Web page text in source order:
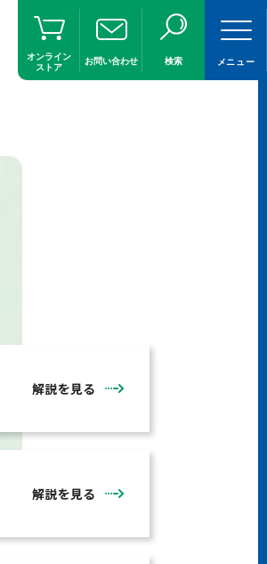
オンライン
ストア
お問い合わせ 検索 メニュー
解説を見る
解説を見る